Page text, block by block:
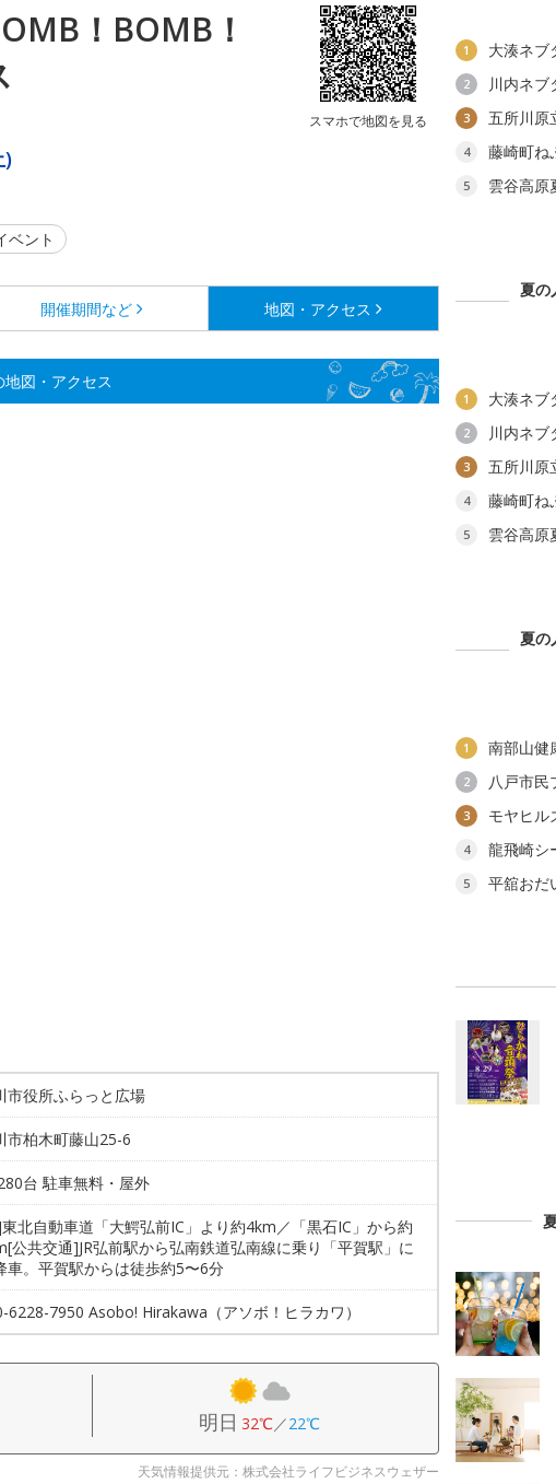
！BOMB！
スマホで地図を見る
)
ベント
開催期間など 地図・アクセス
図・アクセス
市役所ふらっと広場
市柏木町藤山25-6
台 駐車無料・屋外
北自動車道「大鰐弘前IC」より約4km／「黒石IC」から約
公共交通]JR弘前駅から弘南鉄道弘南線に乗り「平賀駅」に
車。平賀駅からは徒歩約5〜6分
6228-7950 Asobo! Hirakawa（アソボ！ヒラカワ）
明日 32℃／22℃
天気情報提供元：株式会社ライフビジネスウェザー
1 大湊ネブ
2 川内ネブ
3 五所川原
4 藤崎町ね
5
雲谷高原
夏の
1 大湊ネブ
2 川内ネブ
3 五所川原
4 藤崎町ね
5
雲谷高原
夏の
1 南部山健
2 八戸市民
3 モヤヒル
4 龍飛崎シ
5
平舘おだ